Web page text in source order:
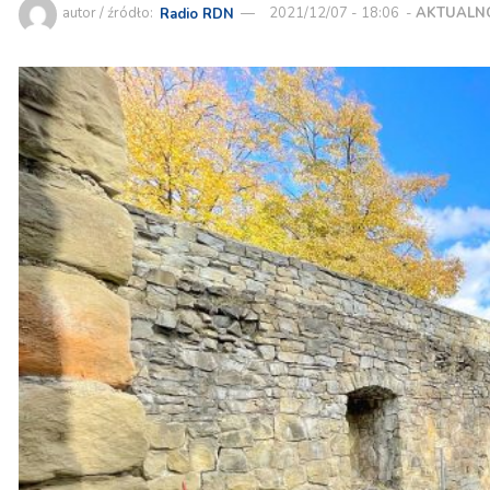
autor / źródło: Radio RDN 2021/12/07 - 18:06 -